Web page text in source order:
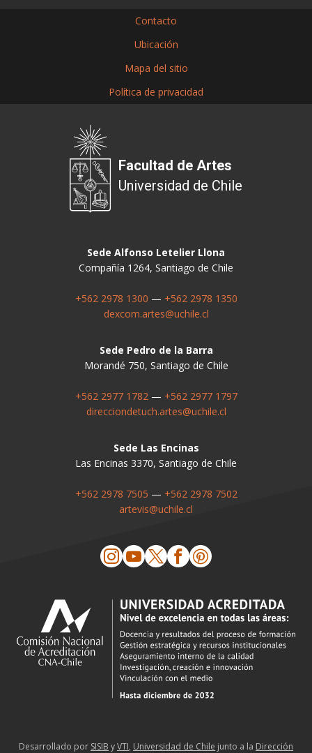
Contacto
Ubicación
Mapa del sitio
Política de privacidad
Facultad de Artes
Universidad de Chile
Sede Alfonso Letelier Llona
Compañía 1264, Santiago de Chile
+562 2978 1300 — +562 2978 1350
dexcom.artes@uchile.cl
Sede Pedro de la Barra
Morandé 750, Santiago de Chile
+562 2977 1782— +562 2977 1797
direcciondetuch.artes@uchile.cl
Sede Las Encinas
Las Encinas 3370, Santiago de Chile
+562 2978 7505 — +562 2978 7502
artevis@uchile.cl
Desarrollado por SISIB yVTI, Universidad de Chile junto a la Dirección